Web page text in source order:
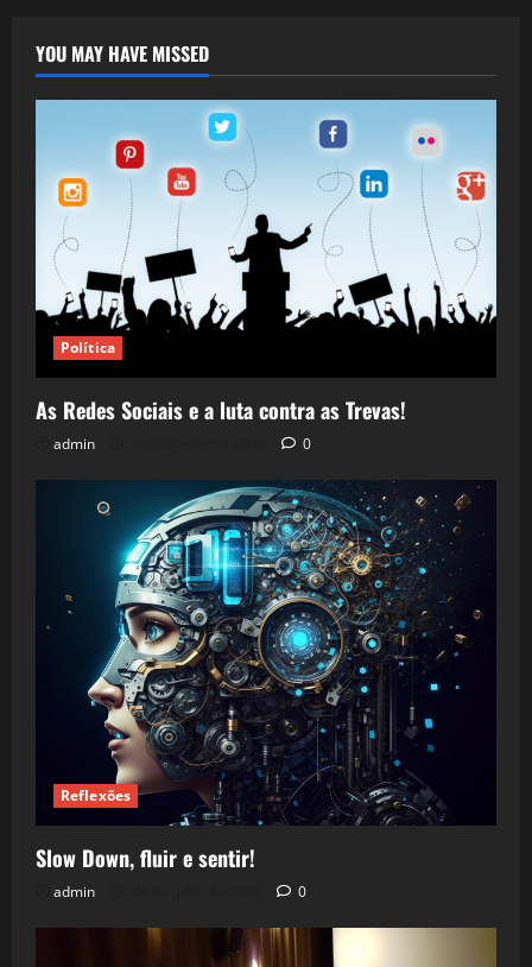
YOU MAY HAVE MISSED
Política
As Redes Sociais e a luta contra as Trevas!
admin 0
Reflexões
Slow Down, fluir e sentir!
admin 0